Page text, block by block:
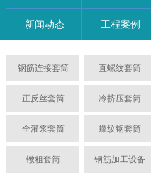
新闻动态 工程案例
钢筋连接套筒 直螺纹套筒
正反丝套筒 冷挤压套筒
全灌浆套筒 螺纹钢套筒
镦粗套筒 钢筋加工设备